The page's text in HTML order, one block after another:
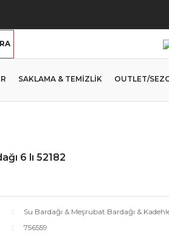
SAKLAMA & TEMİZLİK OUTLET/
6 lı 52182
Su Bardağı & Meşrubat Bardağı &
756559